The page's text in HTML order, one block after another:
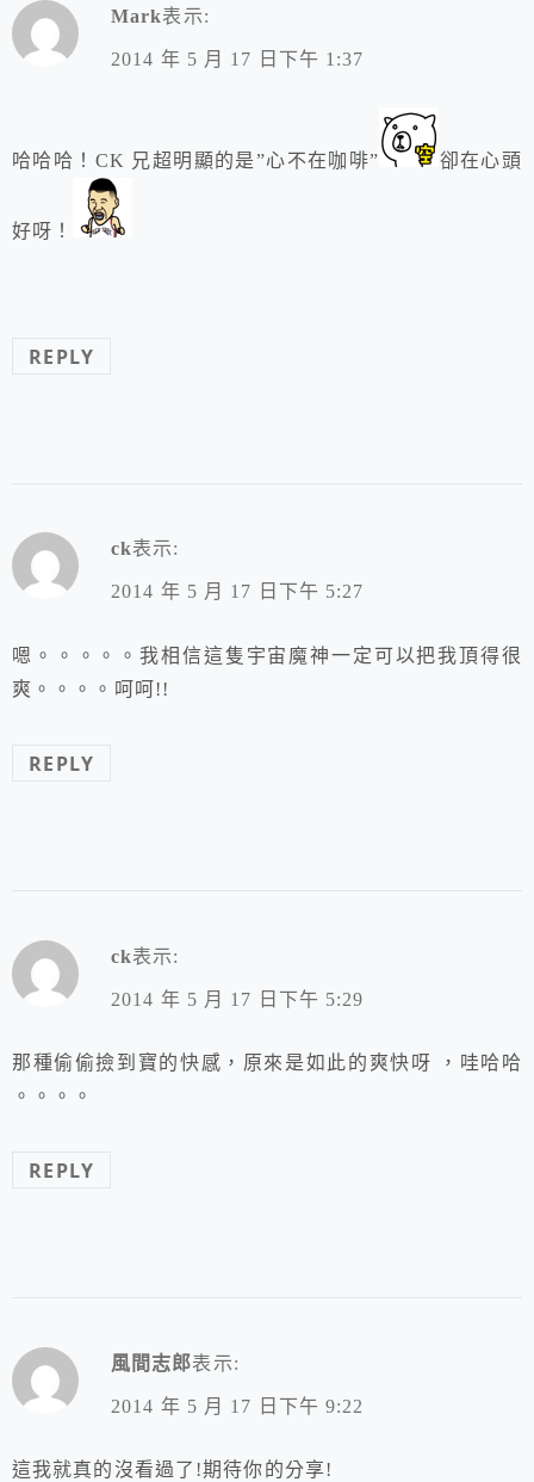
Mark表示:
2014 年 5 月 17 日下午 1:37
哈哈哈！CK 兄超明顯的是”心不在咖啡” 卻在心頭
好呀！
REPLY
ck表示:
2014 年 5 月 17 日下午 5:27
嗯。。。。。我相信這隻宇宙魔神一定可以把我頂得很
爽。。。。呵呵!!
REPLY
ck表示:
2014 年 5 月 17 日下午 5:29
那種偷偷撿到寶的快感，原來是如此的爽快呀 ，哇哈哈
。。。。
REPLY
風間志郎表示:
2014 年 5 月 17 日下午 9:22
這我就真的沒看過了!期待你的分享!